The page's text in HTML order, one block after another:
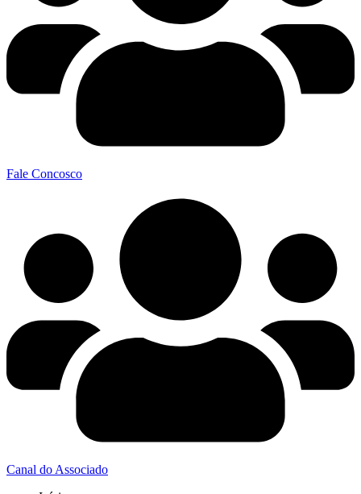
Fale Concosco
Canal do Associado